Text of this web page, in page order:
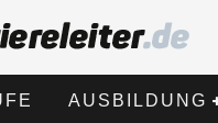
AUSBILDUNG